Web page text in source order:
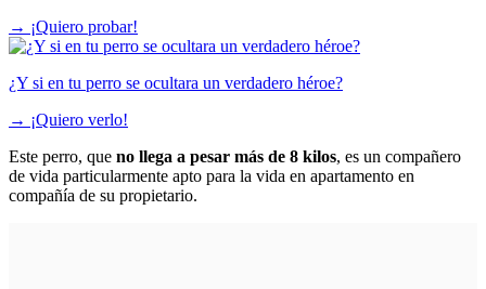
→ ¡Quiero probar!
¿Y si en tu perro se ocultara un verdadero héroe?
→ ¡Quiero verlo!
Este perro, que no llega a pesar más de 8 kilos, es un compañero
de vida particularmente apto para la vida en apartamento en
compañía de su propietario.